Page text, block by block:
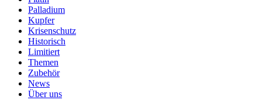
Palladium
Kupfer
Krisenschutz
Historisch
Limitiert
Themen
Zubehör
News
Über uns